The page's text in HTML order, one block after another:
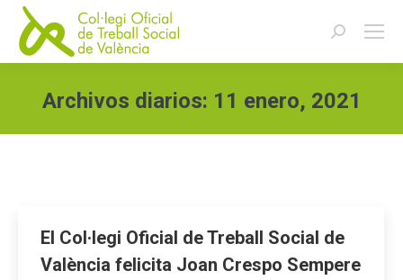
Buscar:
Archivos diarios: 11 enero, 2021
El Col·legi Oficial de Treball Social de
València felicita Joan Crespo Sempere